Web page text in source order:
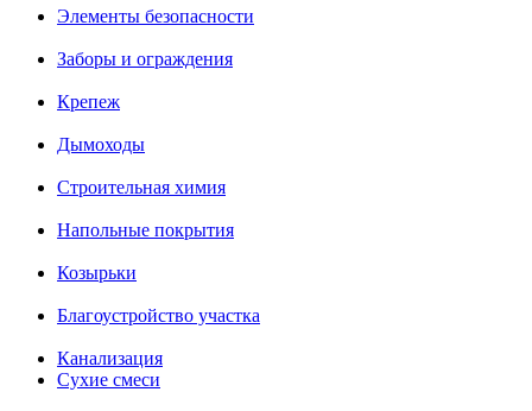
Элементы безопасности
Заборы и ограждения
Крепеж
Дымоходы
Строительная химия
Напольные покрытия
Козырьки
Благоустройство участка
Канализация
Сухие смеси